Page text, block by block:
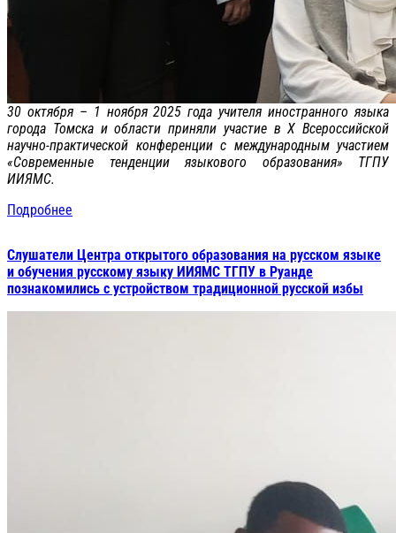
30 октября – 1 ноября 2025 года учителя иностранного языка
города Томска и области приняли участие в X Всероссийской
научно-практической конференции с международным участием
«Современные тенденции языкового образования» ТГПУ
ИИЯМС.
Подробнее
Слушатели Центра открытого образования на русском языке
и обучения русскому языку ИИЯМС ТГПУ в Руанде
познакомились с устройством традиционной русской избы